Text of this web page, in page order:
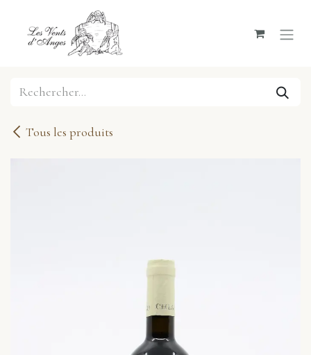
Se rendre au contenu
Tous les produits